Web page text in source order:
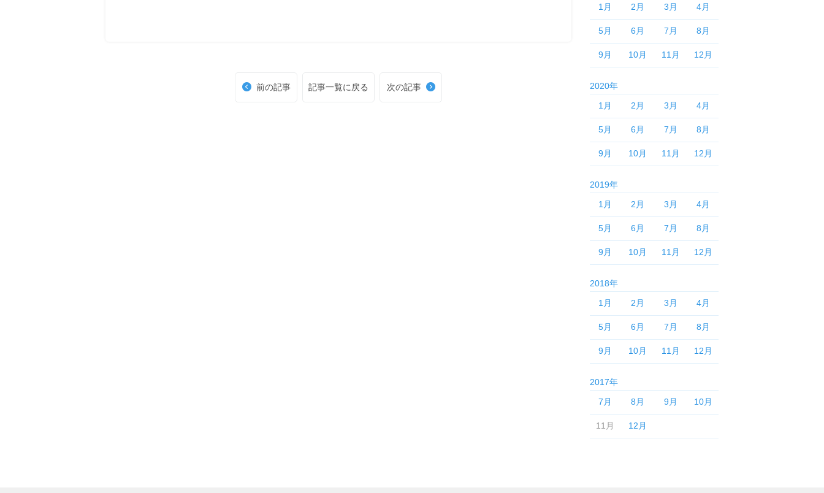
前の記事 記事一覧に戻る 次の記事
1月
2月 3月 4月
5月 6月 7月 8月
9月 10月 11月 12月
2020年
1月
2月 3月 4月
5月 6月 7月 8月
9月 10月 11月 12月
2019年
1月
2月 3月 4月
5月 6月 7月 8月
9月 10月 11月 12月
2018年
1月
2月 3月 4月
5月 6月 7月 8月
9月 10月 11月 12月
2017年
7月
8月 9月 10月
11月 12月